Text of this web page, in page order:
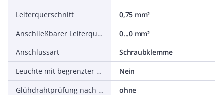
Leiterquerschnitt
0,75 mm²
Anschließbarer Leiterquerschnitt
0...0 mm²
Anschlussart
Schraubklemme
Leuchte mit begrenzter Oberflächentemperatur D-Zeichen nach EN 60598-2-24
Nein
Glühdrahtprüfung nach IEC 60695-2-11
ohne